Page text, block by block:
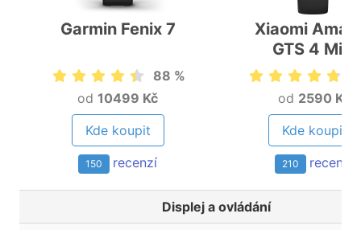
Garmin Fenix 7
88 %
od 10499 Kč
Kde koupit
150 recenzí
Xiaomi
GTS 4 Mini
od 2590 Kč
Kde koupit
210 recenzí
Displej a ovládání